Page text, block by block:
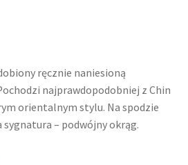
ręcznie naniesioną
najprawdopodobniej z Chin
orientalnym stylu. Na spodzie
– podwójny okrąg.